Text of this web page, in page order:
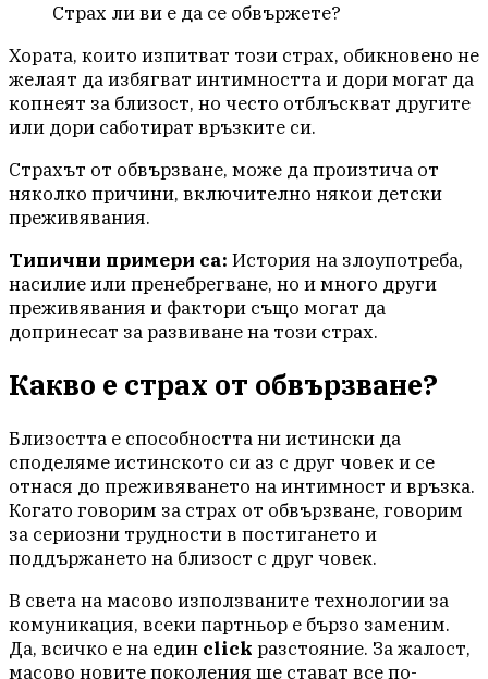
Страх ли ви е да се обвържете?
Хората, които изпитват този страх, обикновено не
желаят да избягват интимността и дори могат да
копнеят за близост, но често отблъскват другите
или дори саботират връзките си.
Страхът от обвързване, може да произтича от
няколко причини, включително някои детски
преживявания.
Типични примери са: История на злоупотреба,
насилие или пренебрегване, но и много други
преживявания и фактори също могат да
допринесат за развиване на този страх.
Какво е страх от обвързване?
Близостта е способността ни истински да
споделяме истинското си аз с друг човек и се
отнася до преживяването на интимност и връзка.
Когато говорим за страх от обвързване, говорим
за сериозни трудности в постигането и
поддържането на близост с друг човек.
В света на масово използваните технологии за
комуникация, всеки партньор е бързо заменим.
Да, всичко е на един click разстояние. За жалост,
масово новите поколения ще стават все по-